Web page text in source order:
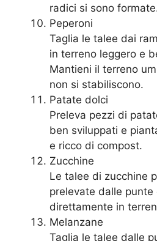
radici si sono
Peperoni
Taglia le talee dai
in terreno leggero e
Mantieni il terreno
non si stabiliscono.
Patate dolci
Preleva pezzi di
ben sviluppati e
e ricco di compost.
Zucchine
Le talee di zucchine
prelevate dalle
direttamente in
Melanzane
Taglia le talee dalle